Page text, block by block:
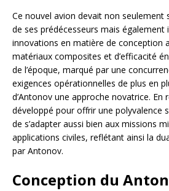
Ce nouvel avion devait non seulement
de ses prédécesseurs mais également
innovations en matière de conception
matériaux composites et d’efficacité
de l’époque, marqué par une
exigences opérationnelles de plus en
d’Antonov une approche novatrice. En
développé pour offrir une polyvalence
de s’adapter aussi bien aux missions
applications civiles, reflétant ainsi la
par Antonov.
Conception du